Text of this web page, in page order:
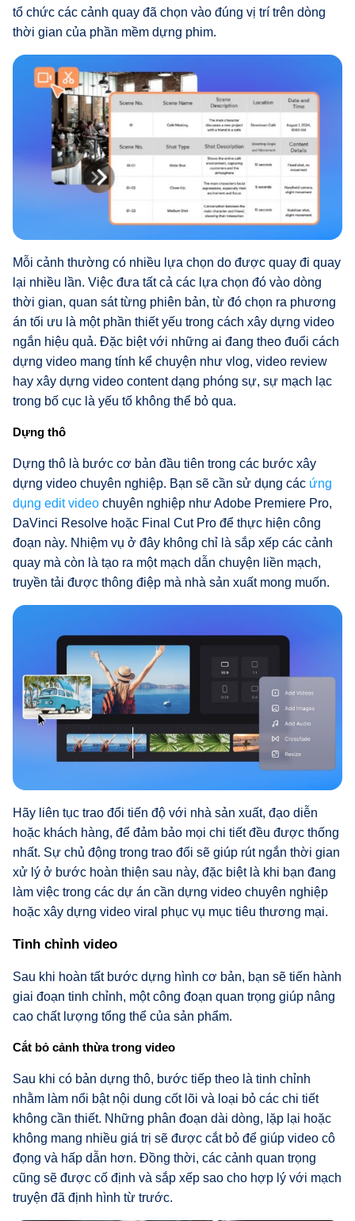
tổ chức các cảnh quay đã chọn vào đúng vị trí trên dòng
thời gian của phần mềm dựng phim.
Mỗi cảnh thường có nhiều lựa chọn do được quay đi quay
lại nhiều lần. Việc đưa tất cả các lựa chọn đó vào dòng
thời gian, quan sát từng phiên bản, từ đó chọn ra phương
án tối ưu là một phần thiết yếu trong cách xây dựng video
ngắn hiệu quả. Đặc biệt với những ai đang theo đuổi cách
dựng video mang tính kể chuyện như vlog, video review
hay xây dựng video content dạng phóng sự, sự mạch lạc
trong bố cục là yếu tố không thể bỏ qua.
Dựng thô
Dựng thô là bước cơ bản đầu tiên trong các bước xây
dựng video chuyên nghiệp. Bạn sẽ cần sử dụng các ứng
dụng edit video chuyên nghiệp như Adobe Premiere Pro,
DaVinci Resolve hoặc Final Cut Pro để thực hiện công
đoạn này. Nhiệm vụ ở đây không chỉ là sắp xếp các cảnh
quay mà còn là tạo ra một mạch dẫn chuyện liền mạch,
truyền tải được thông điệp mà nhà sản xuất mong muốn.
Hãy liên tục trao đổi tiến độ với nhà sản xuất, đạo diễn
hoặc khách hàng, để đảm bảo mọi chi tiết đều được thống
nhất. Sự chủ động trong trao đổi sẽ giúp rút ngắn thời gian
xử lý ở bước hoàn thiện sau này, đặc biệt là khi bạn đang
làm việc trong các dự án cần dựng video chuyên nghiệp
hoặc xây dựng video viral phục vụ mục tiêu thương mại.
Tinh chỉnh video
Sau khi hoàn tất bước dựng hình cơ bản, bạn sẽ tiến hành
giai đoạn tinh chỉnh, một công đoạn quan trọng giúp nâng
cao chất lượng tổng thể của sản phẩm.
Cắt bỏ cảnh thừa trong video
Sau khi có bản dựng thô, bước tiếp theo là tinh chỉnh
nhằm làm nổi bật nội dung cốt lõi và loại bỏ các chi tiết
không cần thiết. Những phân đoạn dài dòng, lặp lại hoặc
không mang nhiều giá trị sẽ được cắt bỏ để giúp video cô
đọng và hấp dẫn hơn. Đồng thời, các cảnh quan trọng
cũng sẽ được cố định và sắp xếp sao cho hợp lý với mạch
truyện đã định hình từ trước.